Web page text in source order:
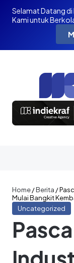
Selamat Datang di
Kami untuk
Home/Berita /
Mulai Bangkit
Uncategorized